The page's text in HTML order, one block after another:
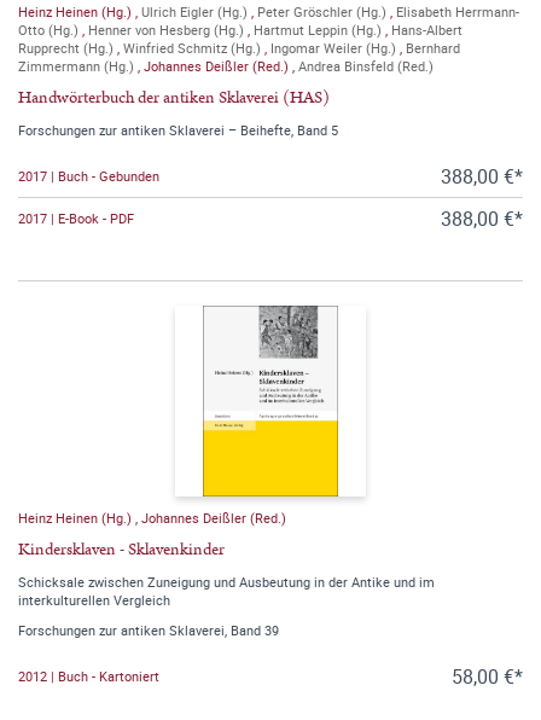
Heinz Heinen (Hg.) Ulrich Eigler (Hg.) Peter Gröschler (Hg.)
Elisabeth Herrmann-
Otto (Hg.)
Henner von Hesberg (Hg.) Hartmut Leppin (Hg.)
Hans-Albert
Rupprecht (Hg.) Winfried Schmitz (Hg.) Ingomar Weiler (Hg.)
Bernhard
Zimmermann (Hg.) Johannes Deißler (Red.) Andrea Binsfeld (Red.)
Handwörterbuch der antiken Sklaverei (HAS)
Forschungen zur antiken Sklaverei – Beihefte, Band 5
2017 | Buch - Gebunden 388,00 €*
2017 | E-Book - PDF 388,00 €*
Heinz Heinen (Hg.) Johannes Deißler (Red.)
Kindersklaven - Sklavenkinder
Schicksale zwischen Zuneigung und Ausbeutung in der Antike und im
interkulturellen Vergleich
Forschungen zur antiken Sklaverei, Band 39
2012 | Buch - Kartoniert 58,00 €*